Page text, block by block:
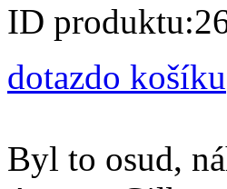
ID produktu:
dotazdo košíku
Byl to osud,